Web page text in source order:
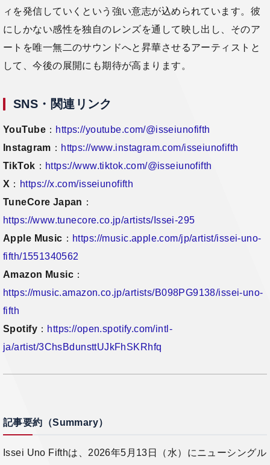
ィを発信していくという強い意志が込められています。彼
にしかない感性を独自のレンズを通して映し出し、そのア
ートを唯一無二のサウンドへと昇華させるアーティストと
して、今後の展開にも期待が高まります。
SNS・関連リンク
YouTube： https://youtube.com/@isseiunofifth
Instagram ： https://www.instagram.com/isseiunofifth
TikTok ： https://www.tiktok.com/@isseiunofifth
X ： https://x.com/isseiunofifth
TuneCore Japan ：
https://www.tunecore.co.jp/artists/Issei-295
Apple Music ： https://music.apple.com/jp/artist/issei-uno-
fifth/1551340562
Amazon Music ：
https://music.amazon.co.jp/artists/B098PG9138/issei-uno-
fifth
Spotify： https://open.spotify.com/intl-
ja/artist/3ChsBdunsttUJkFhSKRhfq
記事要約（Summary）
Issei Uno Fifthは、2026年5月13日（水）にニューシングル